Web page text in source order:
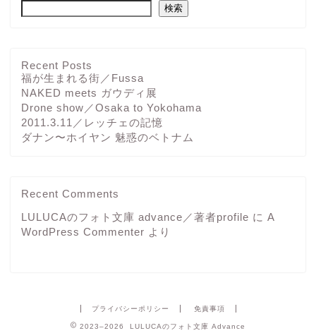
検索
Recent Posts
福が生まれる街／Fussa
NAKED meets ガウディ展
Drone show／Osaka to Yokohama
2011.3.11／レッチェの記憶
ダナン〜ホイヤン 魅惑のベトナム
Recent Comments
LULUCAのフォト文庫 advance／著者profile に A
WordPress Commenter より
プライバシーポリシー 免責事項
2023–2026 LULUCAのフォト文庫 Advance